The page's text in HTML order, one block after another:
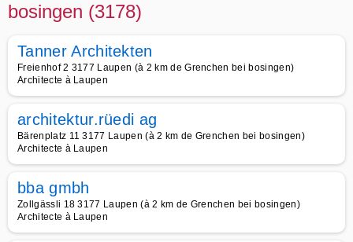
bosingen (3178)
Tanner Architekten
Freienhof 2 3177 Laupen (à 2 km de Grenchen bei bosingen)
Architecte à Laupen
architektur.rüedi ag
Bärenplatz 11 3177 Laupen (à 2 km de Grenchen bei bosingen)
Architecte à Laupen
bba gmbh
Zollgässli 18 3177 Laupen (à 2 km de Grenchen bei bosingen)
Architecte à Laupen